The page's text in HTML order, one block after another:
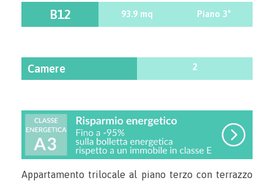
B12 93.9 mq Piano 3°
Camere 2
Appartamento trilocale al piano terzo con terrazzo